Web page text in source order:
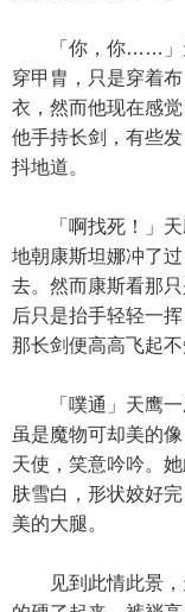
「你，你……」天
穿甲胄，只是穿着布
衣，然而他现在感
他手持长剑，有些发
抖地道。
「啊找死！」天
地朝康斯坦娜冲了过
去。然而康斯看那
后只是抬手轻轻一挥
那长剑便高高飞起不
「噗通」天鹰一
虽是魔物可却美的像
天使，笑意吟吟。
肤雪白，形状姣好完
美的大腿。
见到此情此景，